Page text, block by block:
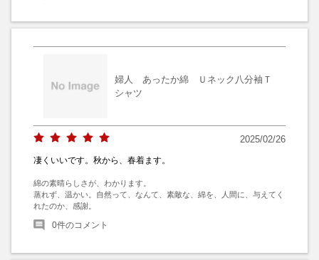
婦人 あったか綿 Ｕネック八分袖Ｔ
シャツ
2025/02/26
凄くいいです。秋から、春着ます。
綿の素晴らしさが、わかります。
蒸れず、温かい。自然って、なんて、素敵な、綿を、人間に、与えてく
れたのか、感謝。
0件のコメント